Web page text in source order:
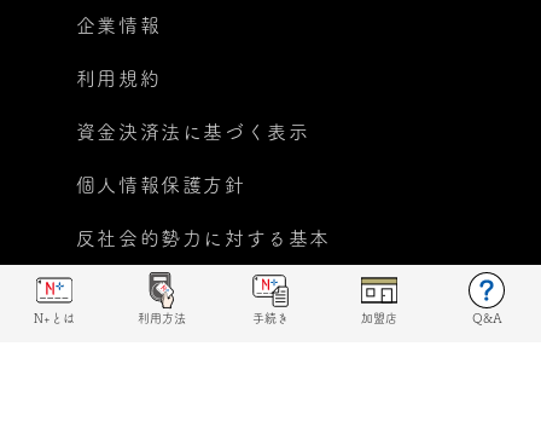
© 2019 N+ All rights reserved.
企業情報
利用規約
資金決済法に基づく表示
個人情報保護方針
反社会的勢力に対する基本
方針宣言
N+とは 利用方法 手続き 加盟店 Q&A